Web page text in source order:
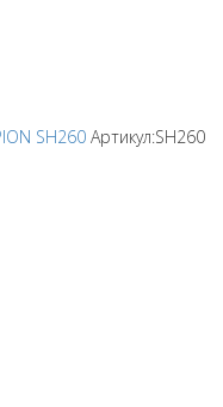
SH260 Артикул:SH260